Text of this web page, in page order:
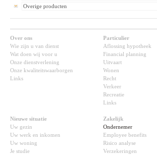
Overige producten
Over ons
Wie zijn u van dienst
Wat doen wij voor u
Onze dienstverlening
Onze kwaliteitswaarborgen
Links
Particulier
Aflossing hypotheek
Financial planning
Uitvaart
Wonen
Recht
Verkeer
Recreatie
Links
Nieuwe situatie
Uw gezin
Uw werk en inkomen
Uw woning
Je studie
Zakelijk
Ondernemer
Employee benefits
Risico analyse
Verzekeringen